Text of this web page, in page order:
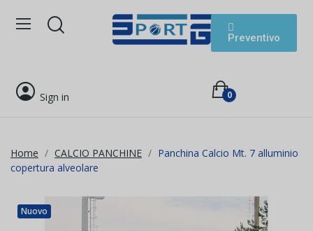
Preventivo
Sign in 0
Home CALCIO PANCHINE
Panchina Calcio Mt. 7 alluminio
copertura alveolare
Nuovo